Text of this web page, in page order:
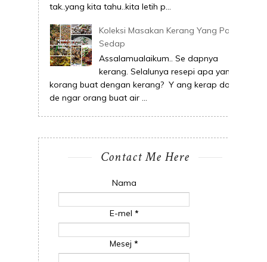
tak..yang kita tahu..kita letih p...
Koleksi Masakan Kerang Yang Pasti
Sedap
Assalamualaikum.. Se dapnya
kerang. Selalunya resepi apa yang
korang buat dengan kerang? Y ang kerap dok
de ngar orang buat air ...
Contact Me Here
Nama
E-mel *
Mesej *